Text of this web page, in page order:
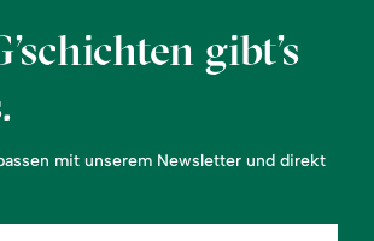
gibt’s
mit unserem Newsletter und direkt